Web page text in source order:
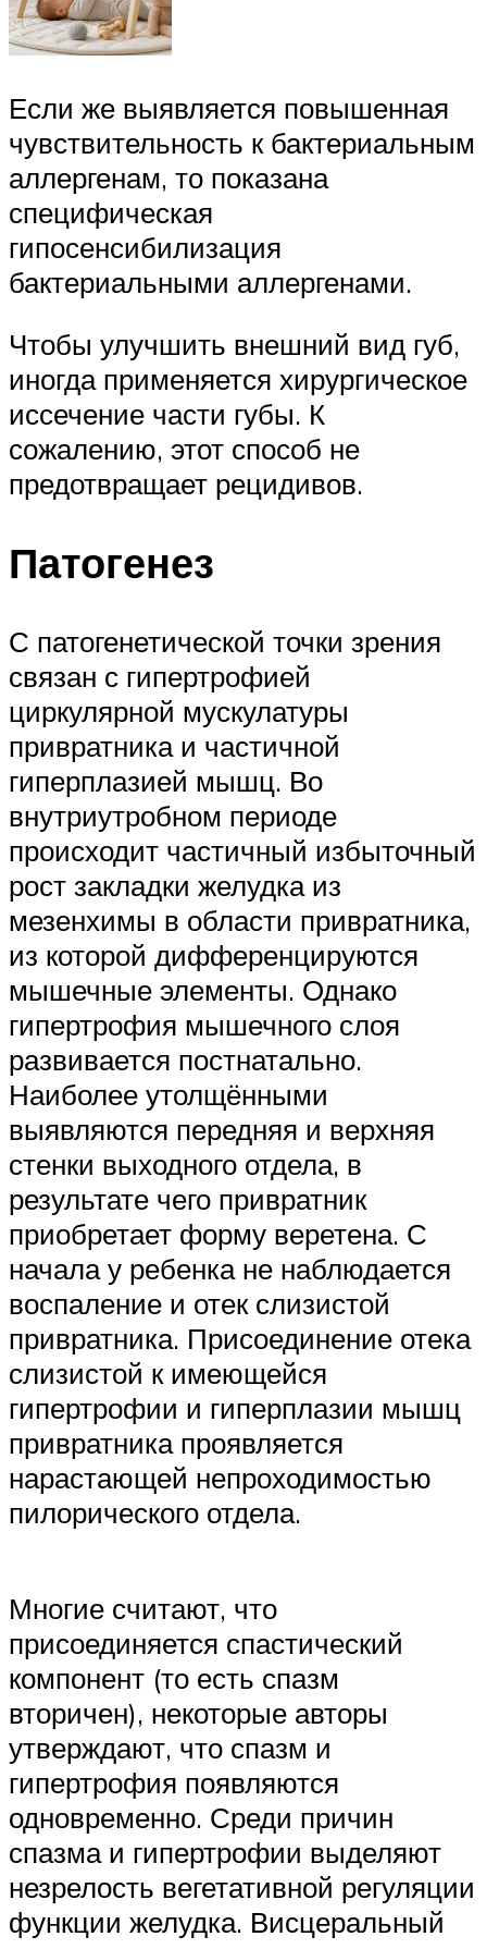
Если же выявляется повышенная
чувствительность к бактериальным
аллергенам, то показана
специфическая
гипосенсибилизация
бактериальными аллергенами.
Чтобы улучшить внешний вид губ,
иногда применяется хирургическое
иссечение части губы. К
сожалению, этот способ не
предотвращает рецидивов.
Патогенез
С патогенетической точки зрения
связан с гипертрофией
циркулярной мускулатуры
привратника и частичной
гиперплазией мышц. Во
внутриутробном периоде
происходит частичный избыточный
рост закладки желудка из
мезенхимы в области привратника,
из которой дифференцируются
мышечные элементы. Однако
гипертрофия мышечного слоя
развивается постнатально.
Наиболее утолщёнными
выявляются передняя и верхняя
стенки выходного отдела, в
результате чего привратник
приобретает форму веретена. С
начала у ребенка не наблюдается
воспаление и отек слизистой
привратника. Присоединение отека
слизистой к имеющейся
гипертрофии и гиперплазии мышц
привратника проявляется
нарастающей непроходимостью
пилорического отдела.
Многие считают, что
присоединяется спастический
компонент (то есть спазм
вторичен), некоторые авторы
утверждают, что спазм и
гипертрофия появляются
одновременно. Среди причин
спазма и гипертрофии выделяют
незрелость вегетативной регуляции
функции желудка. Висцеральный